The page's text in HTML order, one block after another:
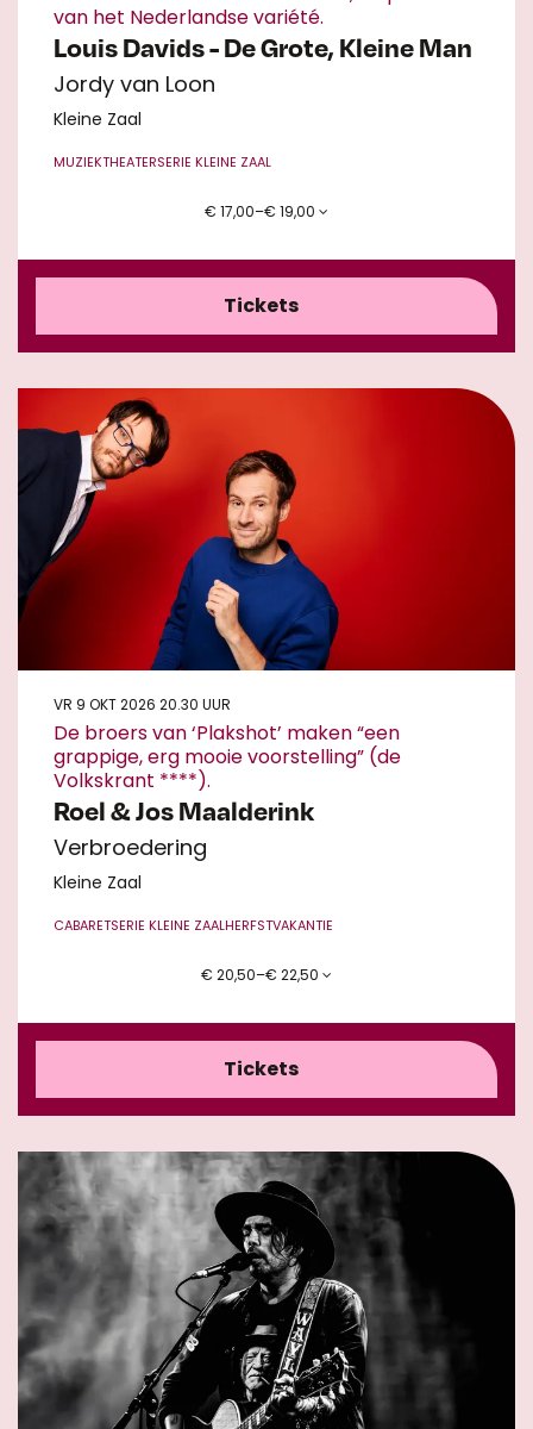
Louis Davids - De Grote, Kleine Man
Jordy van Loon
van het Nederlandse variété.
Kleine Zaal
MUZIEKTHEATERSERIE KLEINE ZAAL
€ 17,00–€ 19,00
Tickets
Roel & Jos Maalderink
Verbroedering
De broers van ‘Plakshot’ maken “een
grappige, erg mooie voorstelling” (de
Volkskrant ****).
VR 9 OKT 2026 20.30 UUR
Kleine Zaal
CABARETSERIE KLEINE ZAALHERFSTVAKANTIE
€ 20,50–€ 22,50
Tickets